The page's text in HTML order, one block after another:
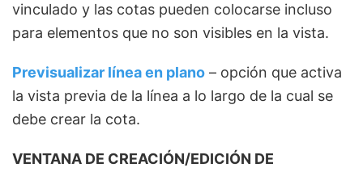
vinculado y las cotas pueden colocarse incluso
para elementos que no son visibles en la vista.
Previsualizar línea en plano – opción que activa
la vista previa de la línea a lo largo de la cual se
debe crear la cota.
VENTANA DE CREACIÓN/EDICIÓN DE